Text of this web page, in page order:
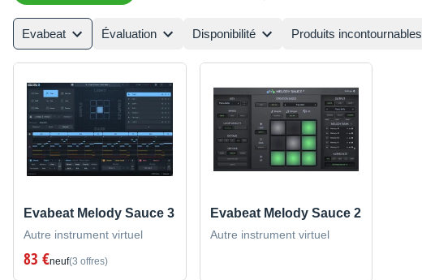
Evabeat Évaluation Disponibilité Produits incontournables
Evabeat Melody Sauce 3
Autre instrument virtuel
83 €neuf(3 offres)
Evabeat Melody Sauce 2
Autre instrument virtuel